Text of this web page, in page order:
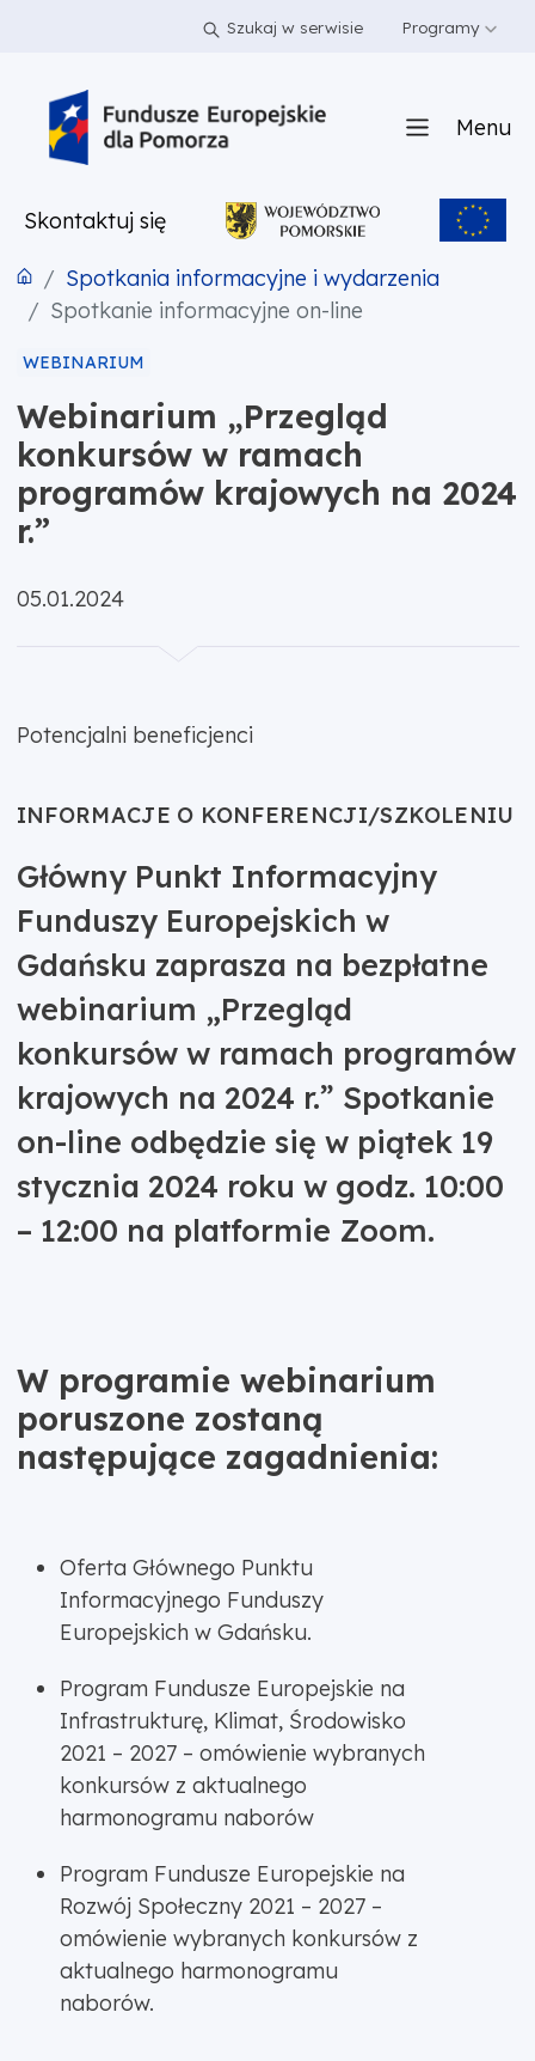
PRZEJDŹ DO TREŚCI Szukaj w serwisie Programy
Menu
Skontaktuj się
Spotkania informacyjne i wydarzenia
Spotkanie informacyjne on-line
WEBINARIUM
Webinarium „Przegląd
konkursów w ramach
programów krajowych na 2024
r.”
Opublikowano:
05.01.2024
Potencjalni beneficjenci
INFORMACJE O KONFERENCJI/SZKOLENIU
Główny Punkt Informacyjny
Funduszy Europejskich w
Gdańsku zaprasza na bezpłatne
webinarium „Przegląd
konkursów w ramach programów
krajowych na 2024 r.” Spotkanie
on-line odbędzie się w piątek 19
stycznia 2024 roku w godz. 10:00
– 12:00 na platformie Zoom.
W programie webinarium
poruszone zostaną
następujące zagadnienia:
Oferta Głównego Punktu
Informacyjnego Funduszy
Europejskich w Gdańsku.
Program Fundusze Europejskie na
Infrastrukturę, Klimat, Środowisko
2021 – 2027 – omówienie wybranych
konkursów z aktualnego
harmonogramu naborów
Program Fundusze Europejskie na
Rozwój Społeczny 2021 – 2027 –
omówienie wybranych konkursów z
aktualnego harmonogramu
naborów.